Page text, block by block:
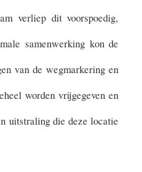
verliep dit voorspoedig,
samenwerking kon de
van de wegmarkering en
worden vrijgegeven en
uitstraling die deze locatie